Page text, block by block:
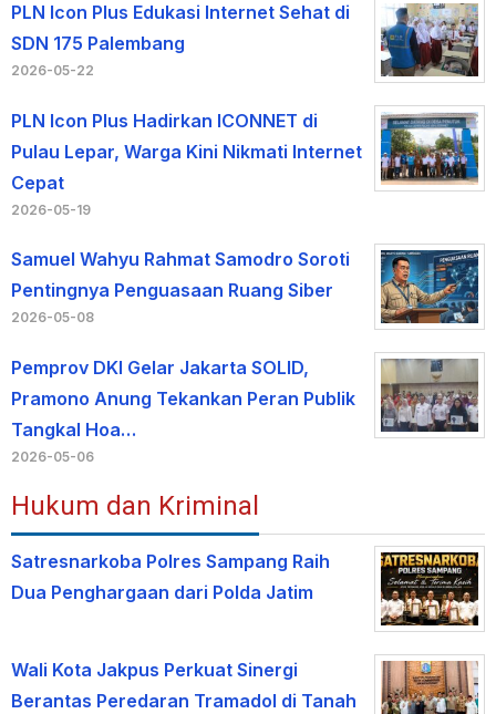
PLN Icon Plus Edukasi Internet Sehat di
SDN 175 Palembang
2026-05-22
PLN Icon Plus Hadirkan ICONNET di
Pulau Lepar, Warga Kini Nikmati Internet
Cepat
2026-05-19
Samuel Wahyu Rahmat Samodro Soroti
Pentingnya Penguasaan Ruang Siber
2026-05-08
Pemprov DKI Gelar Jakarta SOLID,
Pramono Anung Tekankan Peran Publik
Tangkal Hoa…
2026-05-06
Hukum dan Kriminal
Satresnarkoba Polres Sampang Raih
Dua Penghargaan dari Polda Jatim
Wali Kota Jakpus Perkuat Sinergi
Berantas Peredaran Tramadol di Tanah